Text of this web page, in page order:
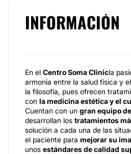
INFORMACIÓN
En el Centro Soma Clinicla
armonía entre la salud física y
la filosofía, pues ofrecen
con la medicina estética y el
Cuentan con un gran equipo
desarrollan los tratamientos
solución a cada una de las
el paciente para mejorar su
unos estándares de calidad